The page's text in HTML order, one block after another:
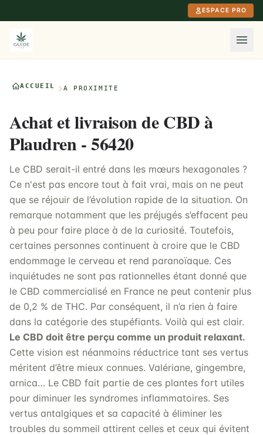
ESPACE PRO
ACCUEIL À PROXIMITÉ
Achat et livraison de CBD à
Plaudren - 56420
Le CBD serait-il entré dans les mœurs hexagonales ?
Ce n'est pas encore tout à fait vrai, mais on ne peut
que se réjouir de l’évolution rapide de la situation. On
remarque notamment que les préjugés s’effacent peu
à peu pour faire place à de la curiosité. Toutefois,
certaines personnes continuent à croire que le CBD
endommage le cerveau et rend paranoïaque. Ces
inquiétudes ne sont pas rationnelles étant donné que
le CBD commercialisé en France ne peut contenir plus
de 0,2 % de THC. Par conséquent, il n’a rien à faire
dans la catégorie des stupéfiants. Voilà qui est clair.
Le CBD doit être perçu comme un produit relaxant.
Cette vision est néanmoins réductrice tant ses vertus
méritent d’être mieux connues. Valériane, gingembre,
arnica… Le CBD fait partie de ces plantes fort utiles
pour diminuer les syndromes inflammatoires. Ses
vertus antalgiques et sa capacité à éliminer les
troubles du sommeil attirent celles et ceux qui évitent